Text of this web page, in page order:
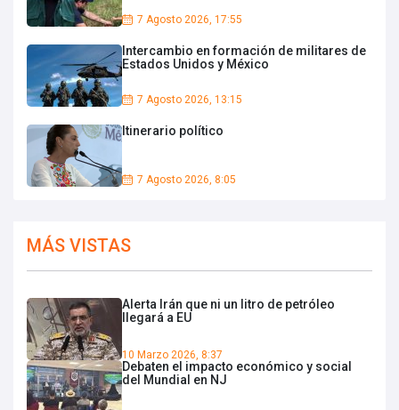
7 Agosto 2026, 17:55
Intercambio en formación de militares de
Estados Unidos y México
7 Agosto 2026, 13:15
Itinerario político
7 Agosto 2026, 8:05
MÁS VISTAS
Alerta Irán que ni un litro de petróleo
llegará a EU
10 Marzo 2026, 8:37
Debaten el impacto económico y social
del Mundial en NJ